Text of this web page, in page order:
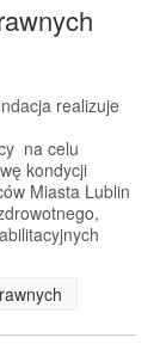
realizuje
na celu
kondycji
Miasta Lublin